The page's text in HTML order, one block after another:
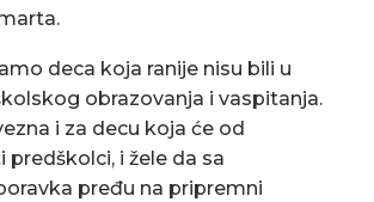
deca koja ranije nisu bili u
obrazovanja i vaspitanja.
i za decu koja će od
i žele da sa
pređu na pripremni